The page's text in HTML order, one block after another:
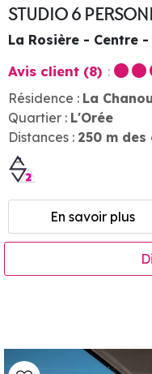
STUDIO 6
La Rosière - Centre
Avis client (8)
Résidence : La
Quartier : L'Orée
Distances : 250 m des
En savoir plus